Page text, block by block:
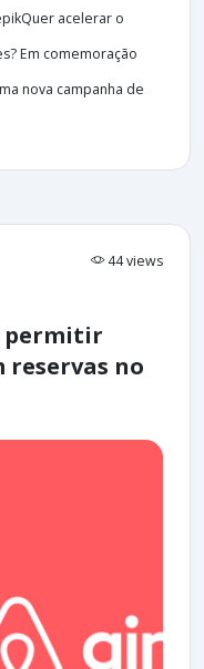
acelerar o
Em comemoração
nova campanha de
44 views
permitir
reservas no